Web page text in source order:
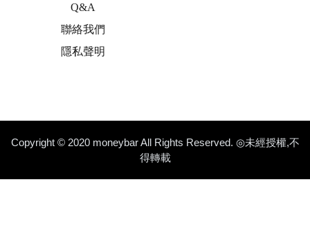
Q&A
聯絡我們
隱私聲明
Copyright © 2020 moneybar All Rights Reserved. ◎未經授權,不
得轉載